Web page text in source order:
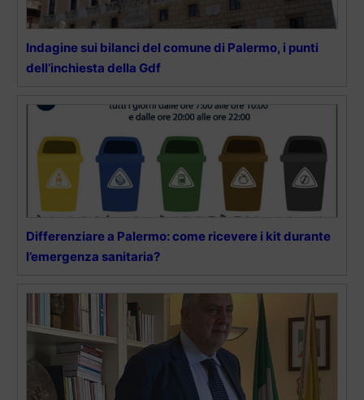
Indagine sui bilanci del comune di Palermo, i punti
dell’inchiesta della Gdf
Differenziare a Palermo: come ricevere i kit durante
l’emergenza sanitaria?